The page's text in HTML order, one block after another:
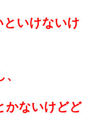
といけないけ
かないけどど